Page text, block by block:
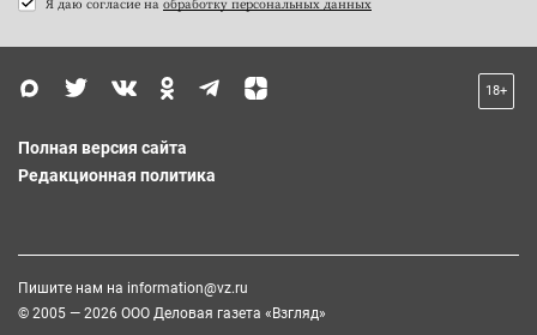
18+
Полная версия сайта
Редакционная политика
Пишите нам на information@vz.ru
© 2005 — 2026 ООО Деловая газета «Взгляд»